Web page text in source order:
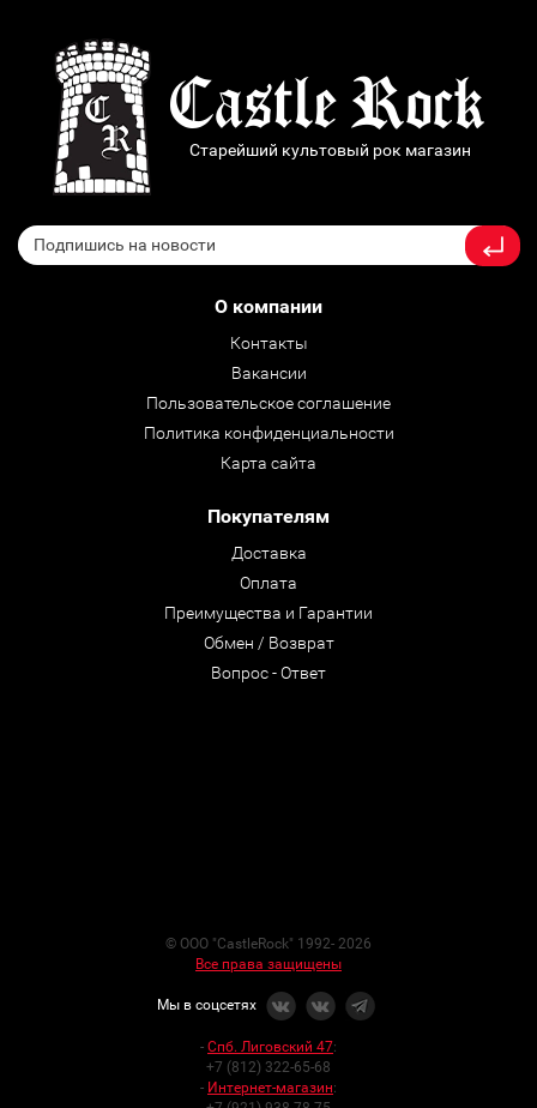
Старейший культовый рок магазин
О компании
Контакты
Вакансии
Пользовательское соглашение
Политика конфиденциальности
Карта сайта
Покупателям
Доставка
Оплата
Преимущества и Гарантии
Обмен / Возврат
Вопрос - Ответ
© ООО "CastleRock" 1992- 2026
Все права защищены
Мы в соцсетях
- Спб. Лиговский 47:
+7 (812) 322-65-68
- Интернет-магазин: